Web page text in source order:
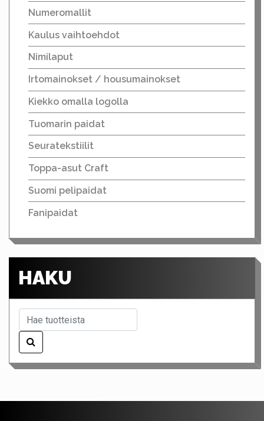
Numeromallit
Kaulus vaihtoehdot
Nimilaput
Irtomainokset / housumainokset
Kiekko omalla logolla
Tuomarin paidat
Seuratekstiilit
Toppa-asut Craft
Suomi pelipaidat
Fanipaidat
HAKU